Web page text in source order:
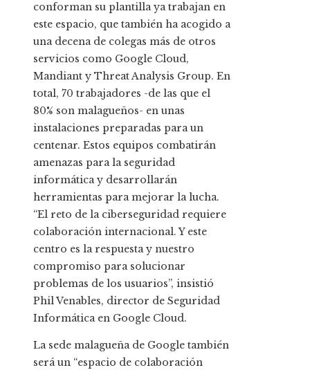
conforman su plantilla ya trabajan en
este espacio, que también ha acogido a
una decena de colegas más de otros
servicios como Google Cloud,
Mandiant y Threat Analysis Group. En
total, 70 trabajadores -de las que el
80% son malagueños- en unas
instalaciones preparadas para un
centenar. Estos equipos combatirán
amenazas para la seguridad
informática y desarrollarán
herramientas para mejorar la lucha.
“El reto de la ciberseguridad requiere
colaboración internacional. Y este
centro es la respuesta y nuestro
compromiso para solucionar
problemas de los usuarios”, insistió
Phil Venables, director de Seguridad
Informática en Google Cloud.
La sede malagueña de Google también
será un “espacio de colaboración